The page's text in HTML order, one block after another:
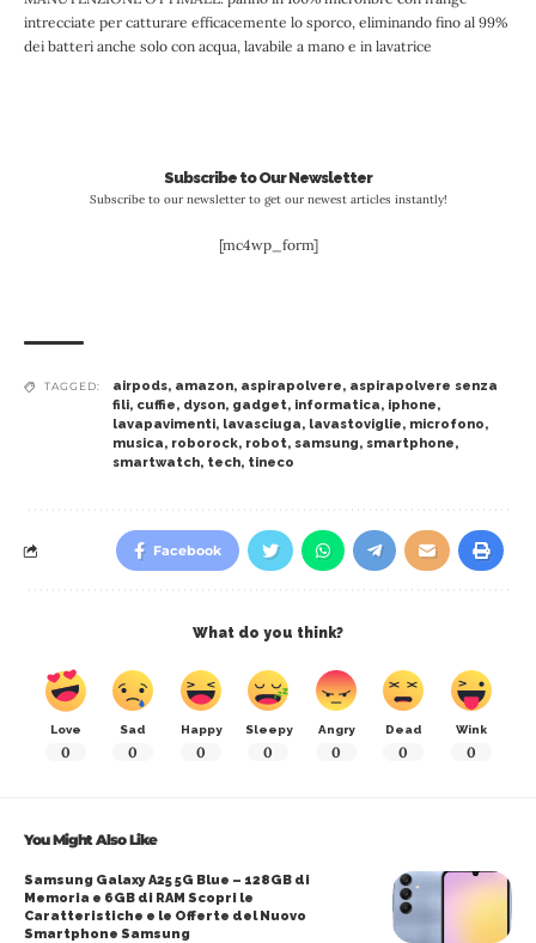
intrecciate per catturare efficacemente lo sporco, eliminando fino al 99%
dei batteri anche solo con acqua, lavabile a mano e in lavatrice
Subscribe to Our Newsletter
Subscribe to our newsletter to get our newest articles instantly!
[mc4wp_form]
TAGGED: airpods, amazon, aspirapolvere, aspirapolvere senza
fili, cuffie, dyson, gadget, informatica, iphone,
lavapavimenti, lavasciuga, lavastoviglie, microfono,
musica, roborock, robot, samsung, smartphone,
smartwatch, tech, tineco
Facebook
What do you think?
Love
0
Sad
0
Happy
0
Sleepy
0
Angry
0
Dead
0
Wink
0
You Might Also Like
Samsung Galaxy A25 5G Blue – 128GB di
Memoria e 6GB di RAM Scopri le
Caratteristiche e le Offerte del Nuovo
Smartphone Samsung